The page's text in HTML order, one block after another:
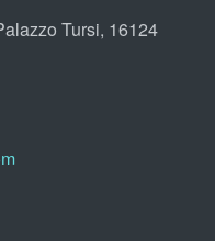
Tursi, 16124